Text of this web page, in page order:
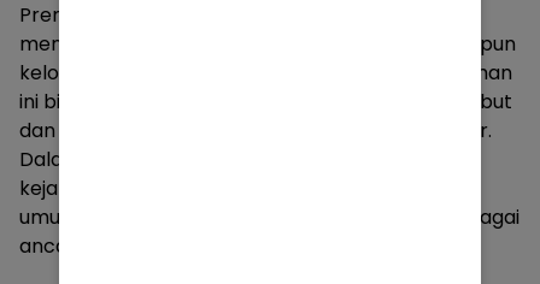
Premanisme berbentuk kelompok ini jelas
menyebabkan ketidakamanan bagi individu maupun
kelompok dalam masyarakat. Apalagi para preman
ini biasanya merasa berkuasa atas wilayah tersebut
dan melakukan intimidasi terhadap warga sekitar.
Dalam hal ini, premanisme menjadi contoh
kejahatan yang dapat merusak rasa keamanan
umum, sehingga secara luas dapat dimaknai sebagai
ancaman pertahanan dan keamanan negara.